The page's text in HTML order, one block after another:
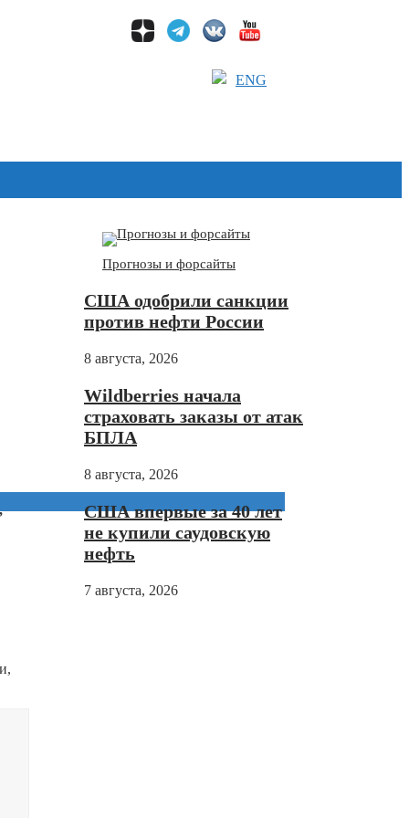
ENG
Прогнозы и форсайты
США одобрили санкции
против нефти России
8 августа, 2026
Wildberries начала
страховать заказы от атак
БПЛА
8 августа, 2026
США впервые за 40 лет
не купили саудовскую
нефть
7 августа, 2026